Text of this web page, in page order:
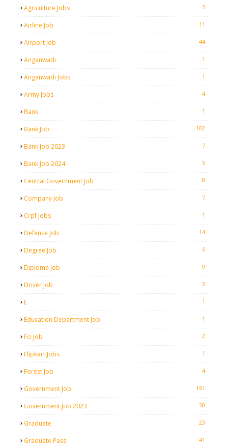
Agriculture Jobs 5
Airline Job 11
Airport Job 44
Anganwadi 1
Anganwadi Jobs 1
Army Jobs 4
Bank 1
Bank Job 102
Bank Job 2023 7
Bank Job 2024 5
Central Government Job 8
Company Job 7
Crpf Jobs 1
Defense Job 14
Degree Job 6
Diploma Job 9
Driver Job 3
E 1
Education Department Job 1
Fci Job 2
Flipkart Jobs 1
Forest Job 4
Government Job 161
Government Job 2023 30
Graduate 23
Graduate Pass 41